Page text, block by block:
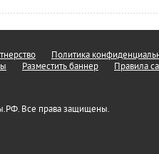
Политика
Разместить баннер Правила
Все права защищены.